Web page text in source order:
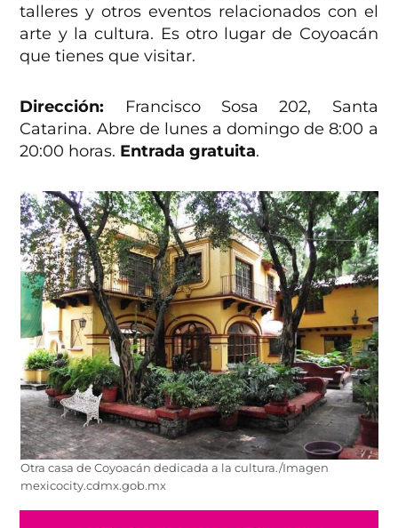
talleres y otros eventos relacionados con el
arte y la cultura. Es otro lugar de Coyoacán
que tienes que visitar.
Dirección:
Francisco Sosa 202, Santa
Catarina. Abre de lunes a domingo de 8:00 a
20:00 horas. Entrada gratuita.
Otra casa de Coyoacán dedicada a la cultura./Imagen
mexicocity.cdmx.gob.mx